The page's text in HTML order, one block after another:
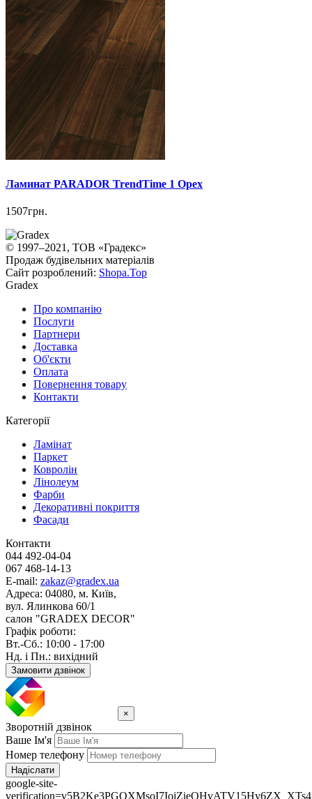
Ламинат PARADOR TrendTime 1 Орех
1507грн.
© 1997–2021, ТОВ «Градекс»
Продаж будівельних матеріалів
Сайт розроблений: Shopa.Top
Gradex
Про компанію
Послуги
Партнери
Доставка
Об'єкти
Оплата
Повернення товару
Контакти
Категорії
Ламінат
Паркет
Ковролін
Лінолеум
Фарби
Декоративні покриття
Фасади
Контакти
044 492-04-04
067 468-14-13
E-mail: zakaz@gradex.ua
Адреса: 04080, м. Київ,
вул. Ялинкова 60/1
салон "GRADEX DECOR"
Графік роботи:
Вт.-Сб.: 10:00 - 17:00
Нд. і Пн.: вихідний
Замовити дзвінок
×
Зворотній дзвінок
Ваше Ім'я
Номер телефону
Надіслати
google-site-